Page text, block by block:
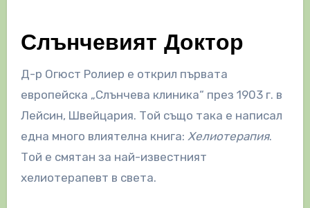
Слънчевият Доктор
Д-р Огюст Ролиер е открил първата
европейска „Слънчева клиника“ през 1903 г. в
Лейсин, Швейцария. Той също така е написал
една много влиятелна книга: Хелиотерапия.
Той е смятан за най-известният
хелиотерапевт в света.